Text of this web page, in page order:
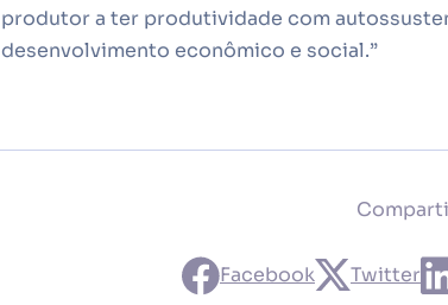
produtor a ter produtividade com
desenvolvimento econômico e social.”
Facebook Twitter